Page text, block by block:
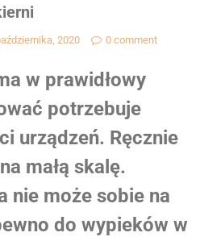
2020 0 comment
w prawidłowy
potrzebuje
urządzeń. Ręcznie
małą skalę.
nie może sobie na
do wypieków w